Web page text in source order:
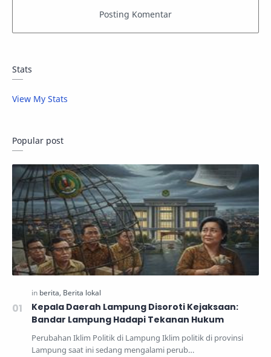
Stats
View My Stats
Popular post
Kepala Daerah Lampung Disoroti Kejaksaan:
Bandar Lampung Hadapi Tekanan Hukum
Perubahan Iklim Politik di Lampung Iklim politik di provinsi
Lampung saat ini sedang mengalami perub…